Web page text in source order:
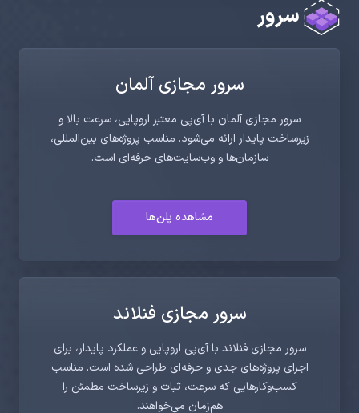
سرور
سرور مجازی آلمان
سرور مجازی آلمان با آی‌پی معتبر اروپایی، سرعت بالا و
زیرساخت پایدار ارائه می‌شود. مناسب پروژه‌های بین‌المللی،
سازمان‌ها و وب‌سایت‌های حرفه‌ای است.
مشاهده پلن‌ها
سرور مجازی فنلاند
سرور مجازی فنلاند با آی‌پی اروپایی و عملکرد پایدار، برای
اجرای پروژه‌های جدی و حرفه‌ای طراحی شده است. مناسب
کسب‌وکارهایی که سرعت، ثبات و زیرساخت مطمئن را
هم‌زمان می‌خواهند.